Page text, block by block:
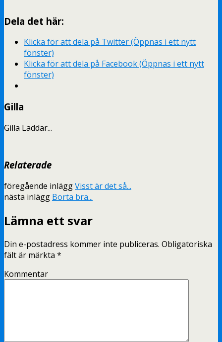
Dela det här:
Klicka för att dela på Twitter (Öppnas i ett nytt
fönster)
Klicka för att dela på Facebook (Öppnas i ett nytt
fönster)
Gilla
Gilla Laddar...
Relaterade
föregående inläggVisst är det så...
nästa inlägg Borta bra...
Lämna ett svar
Din e-postadress kommer inte publiceras. Obligatoriska
fält är märkta *
Kommentar